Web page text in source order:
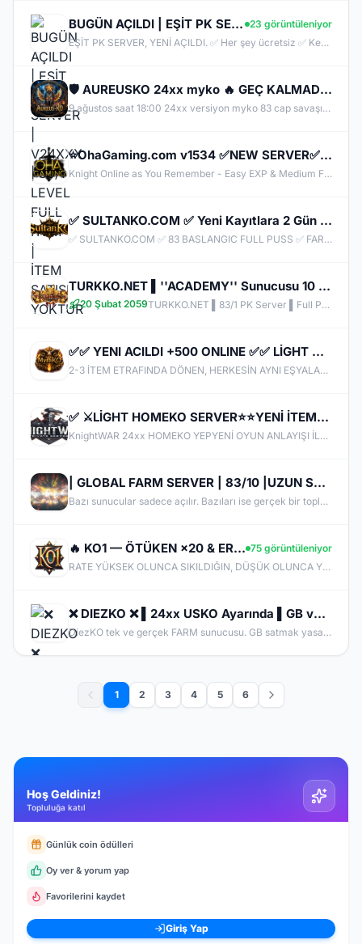
BUGÜN AÇILDI | EŞİT PK SERVER | V24XXX | 83/1 LEVEL FULL İTEM | İTEM SATIŞI YOKTUR 23 görüntüleniyor
EŞİT PK SERVER, YENİ AÇILDI. ✅ Her şey ücretsiz ✅ Kesinlikle item satışı yok ✅ Herkes eşit şartlarda başlayacak ✅ JR, BDW, Chaos ve savaş etkinlikleri aktif ✅ Kalabalık ve rekabetçi PK ortamı Bu cumartesi saat 21:00’da yeniden bizimle olun. Arkadaşlarınızı da davet edin, hep birlikte daha güçlü ve daha kalabalık bir başlangıç yapalım! Desteğiniz ve anlayışınız için teşekkür ederiz.
🛡️ AUREUSKO 24xx myko 🔥 GEÇ KALMADIN! 9 Ağustos'ta 72 LEVEL BAŞLA, 83 CAP SAVAŞINA SENDE KATIL.
9 ağustos saat 18:00 24xx versiyon myko 83 cap savaşına ortak ol...
⭐OhaGaming.com v1534 ✅NEW SERVER✅BETA 12.06.2026✅OFFICIAL 19.06.2026
Knight Online as You Remember - Easy EXP & Medium Farm - Cheat & Bug Free - Long Lasting & Stable Server - Active & Helpful Support - Balanced Skills & Classes - Friendly Community - Unique Features - New & Custom Events - Join us Now!
✅ SULTANKO.COM ✅ Yeni Kayıtlara 2 Gün 500x Drop Bonus! ✅⭐ Pk Farm Server Ücretsiz! ⭐ DELTASOFT⭐
✅ SULTANKO.COM ✅ 83 BASLANGIC FULL PUSS ✅ FARM PK SERVER ✅⭐ 29.05.2026 22:00 OFFICIAL ⭐ DELTASOFT⭐
TURKKO.NET ▌''ACADEMY'' Sunucusu 10 TEMMUZ Time 22:00 ▌Ücretsiz Full Pus Başlangıç ▌83/5 PK Server
20 Şubat 2059 TURKKO.NET ▌83/1 PK Server ▌Full Pus Başlangıç ▌x64 Bit Client dx11 ▌ 2009'dan Bu Yana Aynı Heyecan!
✅✅ YENI ACILDI +500 ONLINE ✅✅ LİGHT HOMEKO !! YENİ BOX VE DRAGON SHELLER İLE✅✅
2-3 İTEM ETRAFINDA DÖNEN, HERKESİN AYNI EŞYALARLA OYNADIĞI SUNUCULARDAN BIKMADIN MI? MYTHKO'DA YENİ WEAPON BOXLARI, TAKI SİSTEMLERİ, DRAGON ARMOR, PERK STAT, GÖREVLER, FARM ALANLARI VE KAZANÇ DOLU ETKİNLİKLER SENİ BEKLİYOR! ONLİNE KAL, KC KAZAN, KİLL AL PARA KAZAN, CR VE ETKİNLİKLERDEN ÖDÜLLER TOPLA. BİZDE AMAÇ SADECE PUS DEĞİL; UZUN SOLUKLU, EMEK VERDİKÇE KAZANDIĞIN GERÇEK BİR PvP DENEYİMİ!
✅ ⚔️LİGHT HOMEKO SERVER⭐⭐YENİ İTEMLER EKLENDİ⭐⭐PUS ÜCRETSİZ⭐⭐İTEM SATIŞ YOK⭐⭐HİLE VE BUGLAR FİX ✅ ⚔️
KnightWAR 24xx HOMEKO YEPYENİ OYUN ANLAYIŞI İLE SİZLERLE BULUŞUYOR. Merhaba Şovalyeler, Sizleri Sürükleyici Maceralarıyla, Sorunsuz Ve Hilesiz Ve Eşit Oyun Oynayabileceginiz, Güzel Ve Keyifli Vakit Geçireceğiniz Bir Sunucu İle Karşılıyor ve İyi Oyunlar Diliyoruz. KnightWAR Sunucumuz Hakkında Oyun İçi Bilgi Almak İçin DİSCORD kanalımıza katılın ! Sürüm v.24xx HOME KO Light Farm
| GLOBAL FARM SERVER | 83/10 |UZUN SOLUKLU FARM'IN ADRESİ | v24xx |
Bazı sunucular sadece açılır. Bazıları ise gerçek bir topluluğa dönüşür. RokkoGame’i oluştururken hedefimiz hiçbir zaman büyük vaatler vermek olmadı. Amacımız; uzun vadede ayakta kalacak, güvenilir, adil ve sağlam bir yapı kurmaktı. Gösteriş yerine sağlam temelleri seçtik. Çünkü gerçek kalite, yüksek sesle değil; istikrarla kendini kanıtlar.
🔥 KO1 — ÖTÜKEN ×20 & ERGENEKON ×1 & MOBİLE ×1 | YENİ OYUNCUYA 300 TL FREEPUS + 6 GÜN EXP PREMIUM 🔥 75 görüntüleniyor
RATE YÜKSEK OLUNCA SIKILDIĞIN, DÜŞÜK OLUNCA YETİŞEMEDİĞİN SUNUCULARDAN BIKMADIN MI? KO1'DE ÜÇ AYRI DÜNYA SENİ BEKLİYOR! ÖTÜKEN ×20 (PC+MOBİL) İLE HIZLICA SAVAŞA DAL, ERGENEKON ×1 (PC+MOBİL) İLE GERÇEK 2006 USKO EMEĞİNİ YAŞA, MOBİLE ×1 İLE SADECE TELEFONDAN SAF MOBİL HARDCORE SAVAŞA KATIL! 🎁 YENİ BAŞLAYANLARA ÖZEL 300 TL FREEPUS + 6 GÜNLÜK EXP PREMIUM HEDİYE! ONAYLI BOT PARTY İLE BOT PARTİLERDE RAHATÇA KASILABİLİRSİN. CSW, ISILOON, JURAID, BI-FROST, PK POINT EVENT, YAYIN KAZANCI AKTİF.ÖlümsüzKO1
❌ DIEZKO ❌ ▌24xx USKO Ayarında ▌GB ve İtem Satmak Yasak! ▌Trina Switch Pre Yok! ▌Beta bu Cuma
DiezKO tek ve gerçek FARM sunucusu. GB satmak yasak, PUS'ta avantaj sağlayan itemler yok. Trina , Shadow Piece ve Karivdis gibi eşyalar yok, Switch PRE ve türevleri yok. Sadece EMEK ve PK var.
1 2 3 4 5 6
Hoş Geldiniz!
Topluluğa katıl
Günlük coin ödülleri
Oy ver & yorum yap
Favorilerini kaydet
Giriş Yap